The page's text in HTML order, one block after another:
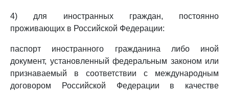
4) для иностранных граждан, постоянно
проживающих в Российской Федерации:
паспорт иностранного гражданина либо иной
документ, установленный федеральным законом или
признаваемый в соответствии с международным
договором Российской Федерации в качестве